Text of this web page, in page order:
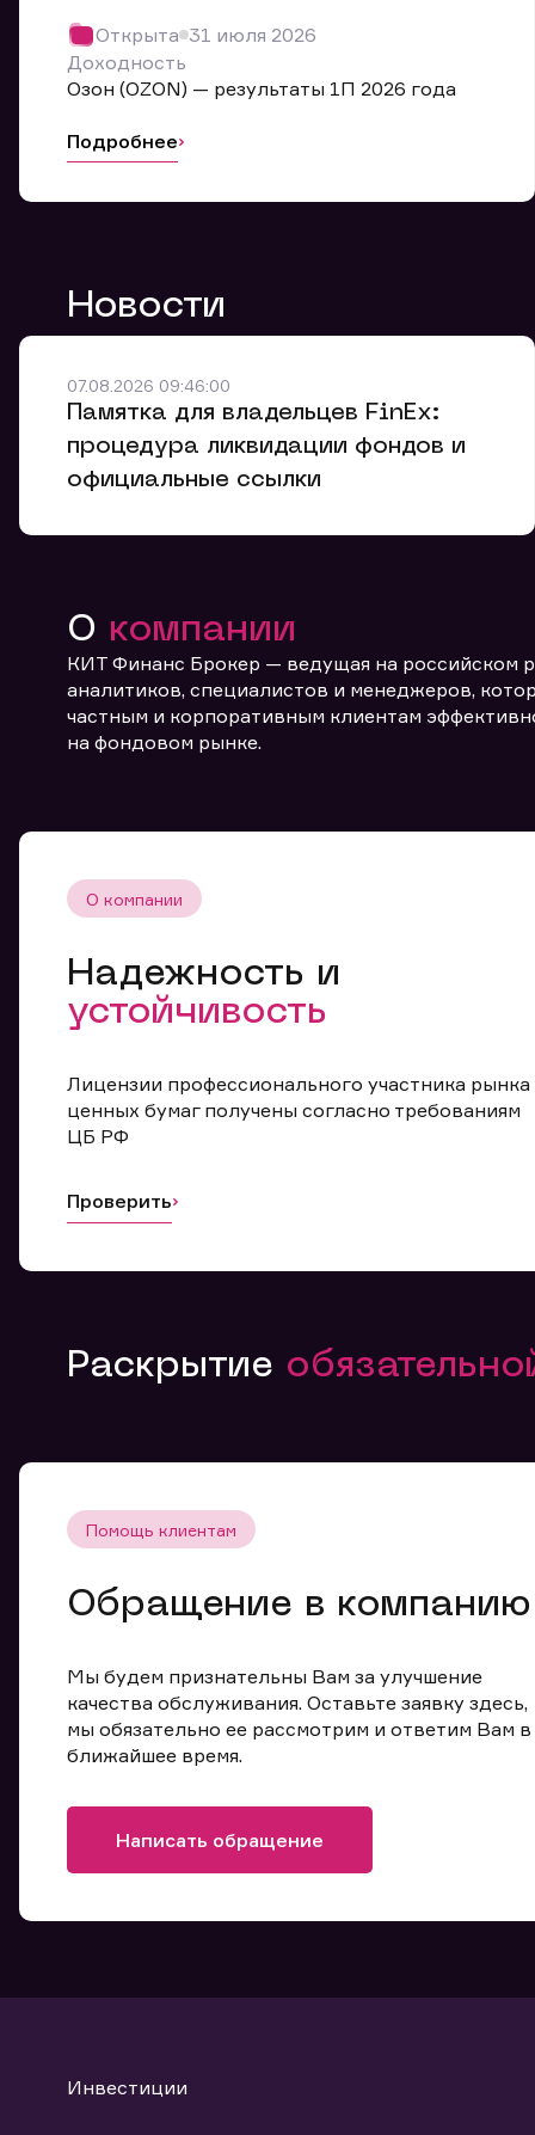
Открыта 31 июля 2026
Доходность
Озон (OZON) — результаты 1П 2026 года
Подробнее
Новости
07.08.2026 09:46:00
Памятка для владельцев FinEx:
процедура ликвидации фондов и
официальные ссылки
О компании
КИТ Финанс Брокер — ведущая на российском
аналитиков, специалистов и менеджеров,
частным и корпоративным клиентам
на фондовом рынке.
О компании
Надежность и
устойчивость
Лицензии профессионального участника рынка
ценных бумаг получены согласно требованиям
ЦБ РФ
Проверить
Раскрытие
Помощь клиентам
Обращение в компанию
Мы будем признательны Вам за улучшение
качества обслуживания. Оставьте заявку здесь,
мы обязательно ее рассмотрим и ответим Вам в
ближайшее время.
Написать обращение
Мы
Инвестиции
Ваше